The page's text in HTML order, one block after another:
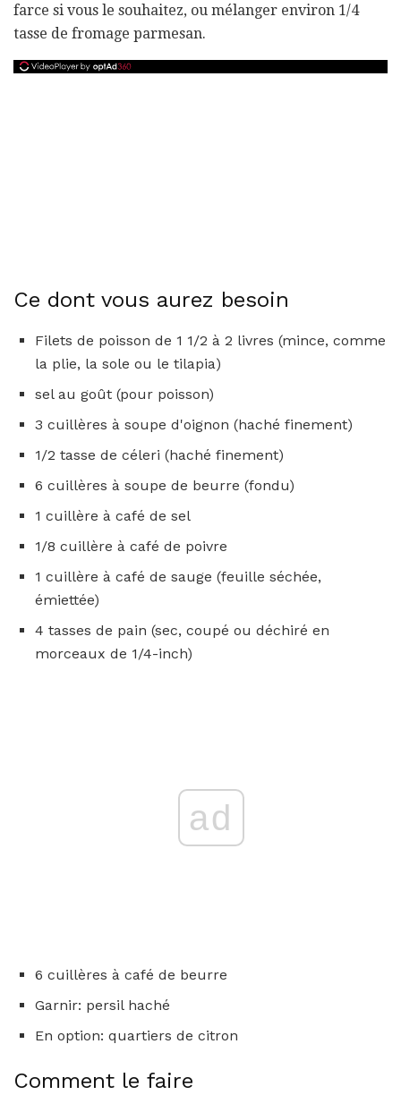
farce si vous le souhaitez, ou mélanger environ 1/4
tasse de fromage parmesan.
Ce dont vous aurez besoin
Filets de poisson de 1 1/2 à 2 livres (mince, comme
la plie, la sole ou le tilapia)
sel au goût (pour poisson)
3 cuillères à soupe d'oignon (haché finement)
1/2 tasse de céleri (haché finement)
6 cuillères à soupe de beurre (fondu)
1 cuillère à café de sel
1/8 cuillère à café de poivre
1 cuillère à café de sauge (feuille séchée,
émiettée)
4 tasses de pain (sec, coupé ou déchiré en
morceaux de 1/4-inch)
ad
6 cuillères à café de beurre
Garnir: persil haché
En option: quartiers de citron
Comment le faire